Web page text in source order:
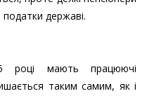
податки державі.
році мають працюючі
таким самим, як і